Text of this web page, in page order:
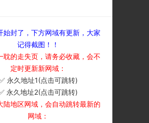
始封了，下方网域有更新，大家
记得截图！！
的走失页，请务必收藏，会不
定时更新新网域：
永久地址1(点击可跳转)
永久地址2(点击可跳转)
地区网域，会自动跳转最新的
网域：